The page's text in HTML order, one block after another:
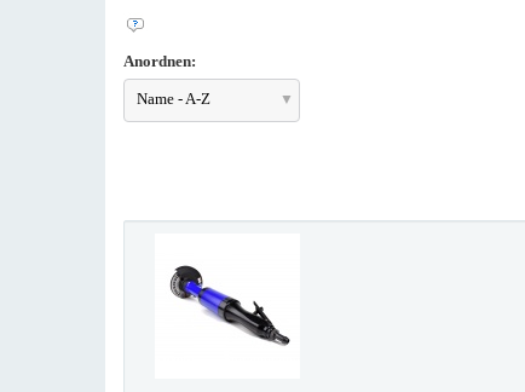
Anordnen:
Name - A-Z